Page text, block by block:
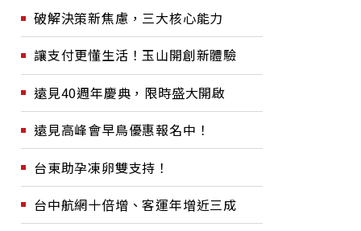
破解決策新焦慮，三大核心能力
讓支付更懂生活！玉山開創新體驗
遠見40週年慶典，限時盛大開啟
遠見高峰會早鳥優惠報名中！
台東助孕凍卵雙支持！
台中航網十倍增、客運年增近三成